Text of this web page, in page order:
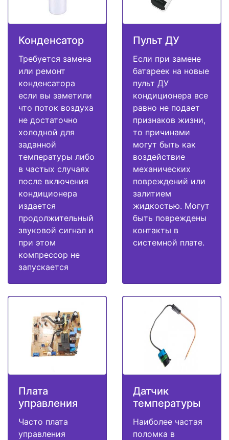
Конденсатор
Требуется замена
или ремонт
конденсатора
если вы заметили
что поток воздуха
не достаточно
холодной для
заданной
температуры либо
в частых случаях
после включения
кондиционера
издается
продолжительный
звуковой сигнал и
при этом
компрессор не
запускается
Пульт ДУ
Если при замене
батареек на новые
пульт ДУ
кондиционера все
равно не подает
признаков жизни,
то причинами
могут быть как
воздействие
механических
повреждений или
залитием
жидкостью. Могут
быть повреждены
контакты в
системной плате.
Плата
управления
Часто плата
управления
Датчик
температуры
Наиболее частая
поломка в